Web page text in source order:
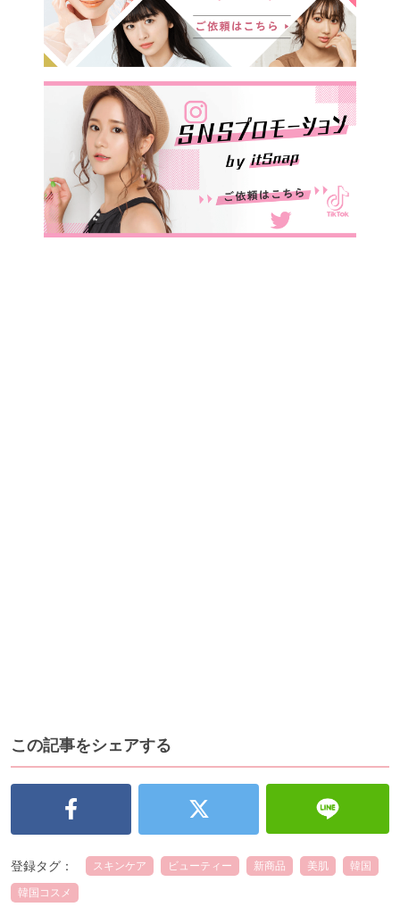
この記事をシェアする
登録タグ： スキンケア ビューティー 新商品 美肌 韓国
韓国コスメ